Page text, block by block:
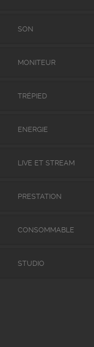
SON
MONITEUR
TRÉPIED
ENERGIE
LIVE ET STREAM
PRESTATION
CONSOMMABLE
STUDIO